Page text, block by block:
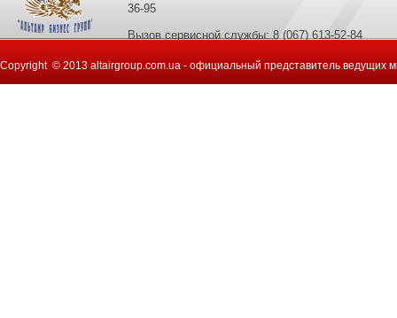
36-95
Вызов сервисной службы: 8 (067) 613-52-84
Copyright © 2013 altairgroup.com.ua - официальный представитель ведущих